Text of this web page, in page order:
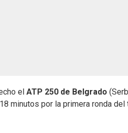
el ATP 250 de Belgrado
minutos por la primera ronda